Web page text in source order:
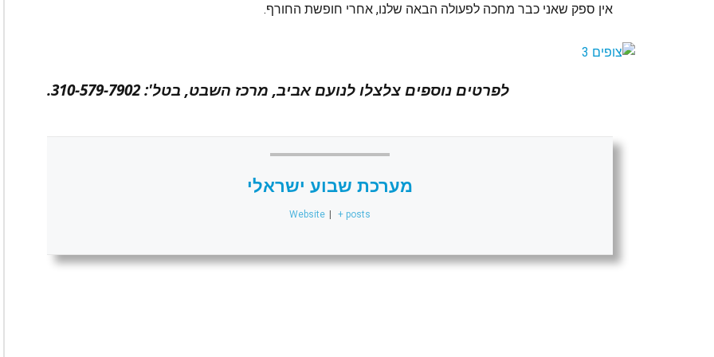
אין ספק שאני כבר מחכה לפעולה הבאה שלנו, אחרי חופשת החורף.
לפרטים נוספים צלצלו לנועם אביב, מרכז השבט, בטל': 310-579-7902.
מערכת שבוע ישראלי
Website + posts